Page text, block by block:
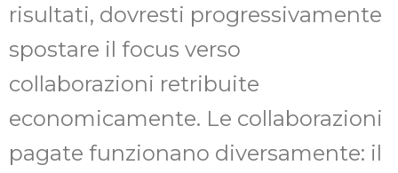
risultati, dovresti progressivamente
spostare il focus verso
collaborazioni retribuite
economicamente. Le collaborazioni
pagate funzionano diversamente: il